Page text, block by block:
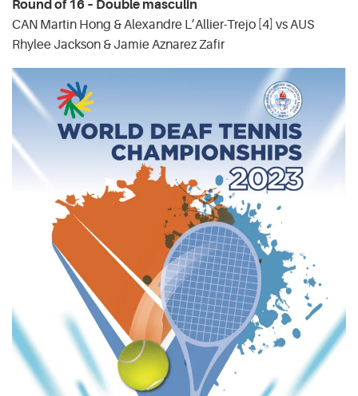
Round of 16 – Double masculin
CAN Martin Hong & Alexandre L’Allier-Trejo [4] vs AUS
Rhylee Jackson & Jamie Aznarez Zafir